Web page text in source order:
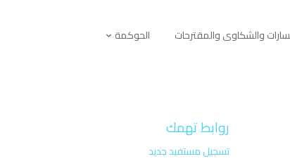
والشكاوى والمقترحات الحوكمة
روابط تهمك
تسجيل مستفيد جديد